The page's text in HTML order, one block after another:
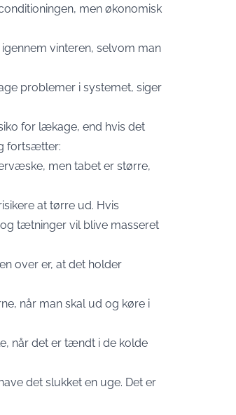
men økonomisk
vinteren, selvom man
problemer i systemet, siger
for lækage, end hvis det
fortsætter:
men tabet er større,
at tørre ud. Hvis
tætninger vil blive masseret
over er, at det holder
når man skal ud og køre i
når det er tændt i de kolde
det slukket en uge. Det er